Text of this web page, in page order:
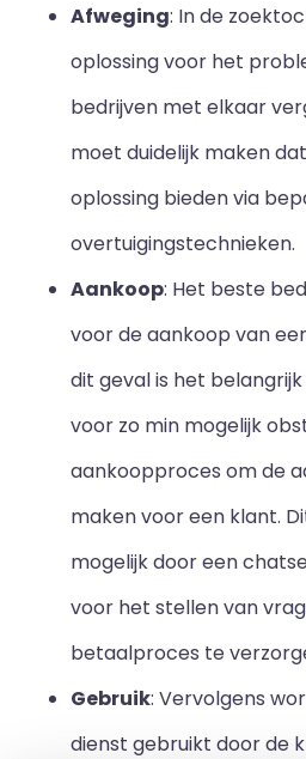
Afweging: In de
oplossing voor het
bedrijven met elkaar
moet duidelijk maken
oplossing bieden via
overtuigingstechnieken.
Aankoop: Het beste
voor de aankoop van
dit geval is het
voor zo min mogelijk
aankoopproces om de
maken voor een klant.
mogelijk door een
voor het stellen van
betaalproces te
Gebruik: Vervolgens
dienst gebruikt door de